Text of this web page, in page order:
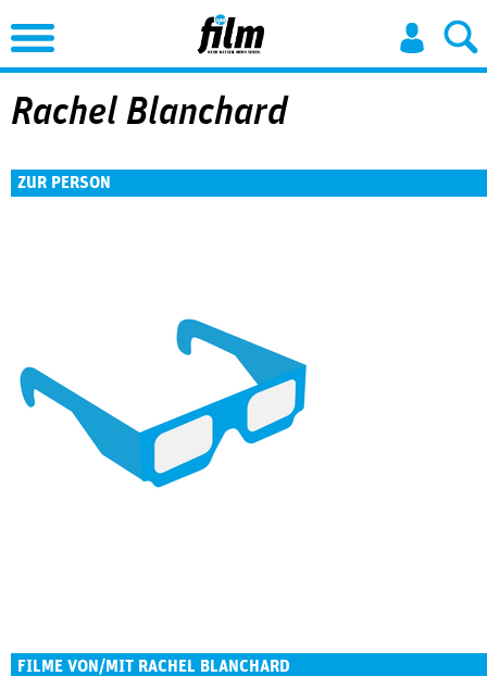
Jump to Navigation
Rachel Blanchard
ZUR PERSON
FILME VON/MIT RACHEL BLANCHARD